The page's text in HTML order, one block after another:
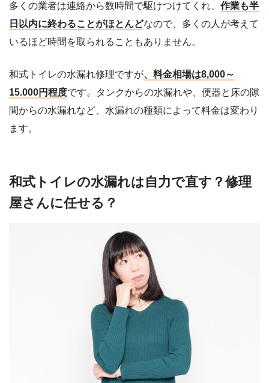
多くの業者は連絡から数時間で駆けつけてくれ、 作業も半
日以内に終わることがほとんどなので、多くの人が考えて
いるほど時間を取られることもありません。
和式トイレの水漏れ修理ですが、料金相場は8,000～
15.000円程度です。タンクからの水漏れや、便器と床の隙
間からの水漏れなど、水漏れの種類によって料金は変わり
ます。
和式トイレの水漏れは自力で直す？修理
屋さんに任せる？